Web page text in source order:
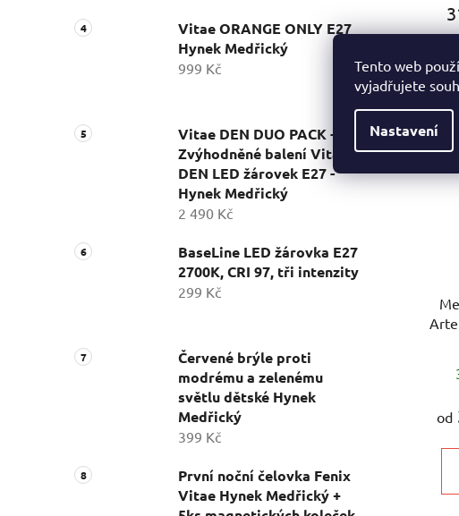
Tento web
vyjadřujete
Nastavení
Vitae ORANGE ONLY E27
Hynek Medřický
999 Kč
Vitae DEN DUO PACK -
Zvýhodněné balení Vitae
DEN LED žárovek E27 -
Hynek Medřický
2 490 Kč
BaseLine LED žárovka E27
2700K, CRI 97, tři intenzity
299 Kč
Červené brýle proti
modrému a zelenému
světlu dětské Hynek
Medřický
399 Kč
První noční čelovka Fenix
Vitae Hynek Medřický +
od